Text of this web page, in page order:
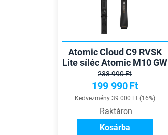
Atomic Cloud C9 RVSK
Lite síléc Atomic M10 GW
kötéssel
238 990 Ft
199 990Ft
Kedvezmény 39 000 Ft (16%)
Raktáron
Kosárba